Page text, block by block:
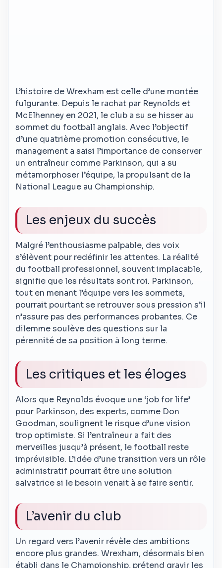
L’histoire de Wrexham est celle d’une montée
fulgurante. Depuis le rachat par Reynolds et
McElhenney en 2021, le club a su se hisser au
sommet du football anglais. Avec l’objectif
d’une quatrième promotion consécutive, le
management a saisi l’importance de conserver
un entraîneur comme Parkinson, qui a su
métamorphoser l’équipe, la propulsant de la
National League au Championship.
Les enjeux du succès
Malgré l’enthousiasme palpable, des voix
s’élèvent pour redéfinir les attentes. La réalité
du football professionnel, souvent implacable,
signifie que les résultats sont roi. Parkinson,
tout en menant l’équipe vers les sommets,
pourrait pourtant se retrouver sous pression s’il
n’assure pas des performances probantes. Ce
dilemme soulève des questions sur la
pérennité de sa position à long terme.
Les critiques et les éloges
Alors que Reynolds évoque une ‘job for life’
pour Parkinson, des experts, comme Don
Goodman, soulignent le risque d’une vision
trop optimiste. Si l’entraîneur a fait des
merveilles jusqu’à présent, le football reste
imprévisible. L’idée d’une transition vers un rôle
administratif pourrait être une solution
salvatrice si le besoin venait à se faire sentir.
L’avenir du club
Un regard vers l’avenir révèle des ambitions
encore plus grandes. Wrexham, désormais bien
établi dans le Championship, prétend gravir les